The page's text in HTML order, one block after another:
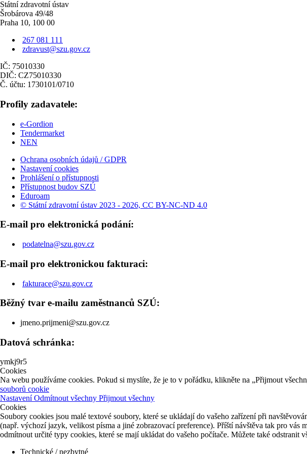
Státní zdravotní ústav
Šrobárova 49/48
Praha 10, 100 00
267 081 111
zdravust@szu.gov.cz
IČ: 75010330
DIČ: CZ75010330
Č. účtu: 1730101/0710
Profily zadavatele:
e-Gordion
Tendermarket
NEN
Ochrana osobních údajů / GDPR
Nastavení cookies
Prohlášení o přístupnosti
Přístupnost budov SZÚ
Eduroam
© Státní zdravotní ústav 2023 - 2026, CC BY-NC-ND 4.0
E-mail pro elektronická podání:
podatelna@szu.gov.cz
E-mail pro elektronickou fakturaci:
fakturace@szu.gov.cz
Běžný tvar e-mailu zaměstnanců SZÚ:
jmeno.prijmeni@szu.gov.cz
Datová schránka:
ymkj9r5
Cookies
Na webu používáme cookies. Pokud si myslíte, že je to v pořádku, klikněte na „Přijmout
souborů cookie
Nastavení Odmítnout všechny Přijmout všechny
Cookies
Soubory cookies jsou malé textové soubory, které se ukládají do vašeho zařízení při
(např. výchozí jazyk, velikost písma a jiné zobrazovací preference). Příští návštěva tak pro
odmítnout určité typy cookies, které se mají ukládat do vašeho počítače. Můžete také odstranit
Technické / nezbytné